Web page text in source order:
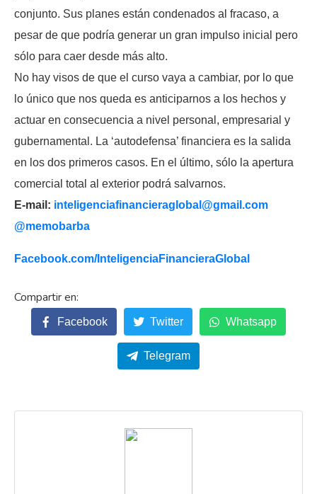
conjunto. Sus planes están condenados al fracaso, a
pesar de que podría generar un gran impulso inicial pero
sólo para caer desde más alto.
No hay visos de que el curso vaya a cambiar, por lo que
lo único que nos queda es anticiparnos a los hechos y
actuar en consecuencia a nivel personal, empresarial y
gubernamental. La ‘autodefensa’ financiera es la salida
en los dos primeros casos. En el último, sólo la apertura
comercial total al exterior podrá salvarnos.
E-mail: inteligenciafinancieraglobal@gmail.com
@memobarba
Facebook.com/InteligenciaFinancieraGlobal
Facebook Twitter Whatsapp
Telegram